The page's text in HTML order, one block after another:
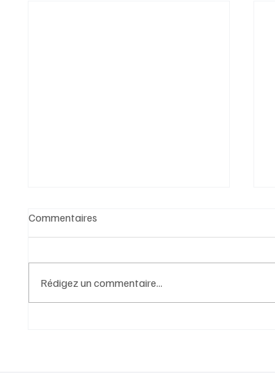
Commentaires
Rédigez un commentaire...